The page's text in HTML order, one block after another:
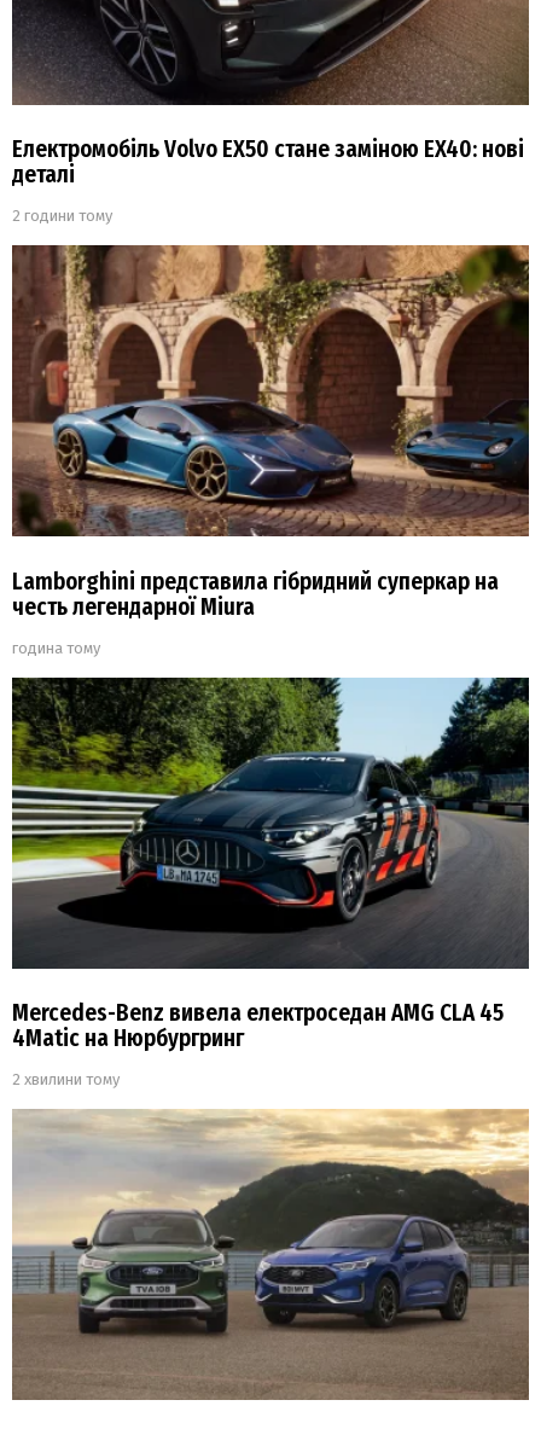
Електромобіль Volvo EX50 стане заміною EX40: нові
деталі
2 години тому
Lamborghini представила гібридний суперкар на
честь легендарної Miura
година тому
Mercedes-Benz вивела електроседан AMG CLA 45
4Matic на Нюрбургринг
2 хвилини тому